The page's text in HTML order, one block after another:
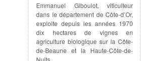
Emmanuel Giboulot, viticulteur
dans le département de Côte-d’Or,
exploite depuis les années 1970
dix hectares de vignes en
agriculture biologique sur la Côte-
de-Beaune et la Haute-Côte-de-
Nuits.